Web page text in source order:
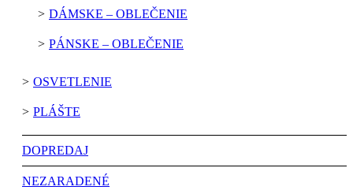
DÁMSKE – OBLEČENIE
PÁNSKE – OBLEČENIE
OSVETLENIE
PLÁŠTE
DOPREDAJ
NEZARADENÉ